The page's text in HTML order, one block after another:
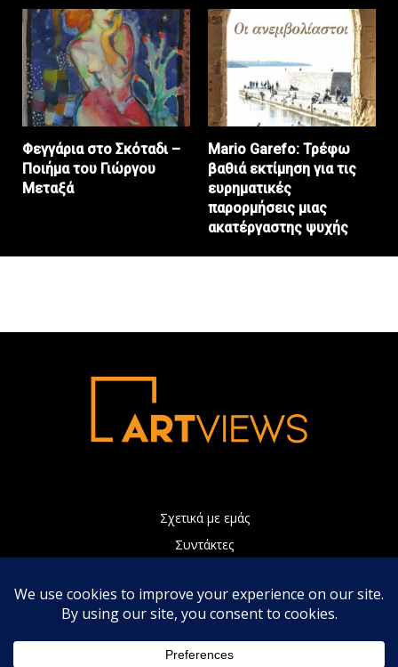
Φεγγάρια στο Σκόταδι –
Ποιήμα του Γιώργου
Μεταξά
Mario Garefo: Τρέφω
βαθιά εκτίμηση για τις
ευρηματικές
παρορμήσεις μιας
ακατέργαστης ψυχής
Σχετικά με εμάς
Συντάκτες
Πολιτική Απορρήτου
Επικοινωνία
Η ιστοσελίδα μας χρησιμοποιεί Cookies τα οποία συνεισφέρουν